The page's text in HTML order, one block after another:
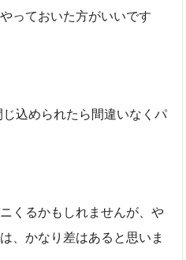
っておいた方がいいです
込められたら間違いなくパ
くるかもしれませんが、や
、かなり差はあると思いま